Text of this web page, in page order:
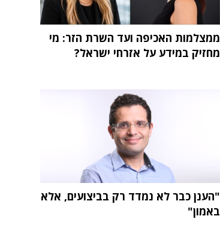
ממצלמות האכיפה ועד השרת הזר: מי
מחזיק במידע על אזרחי ישראל?
"הענן כבר לא נמדד רק בביצועים, אלא
באמון"